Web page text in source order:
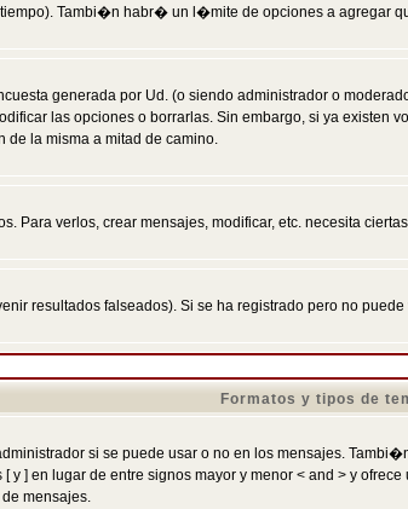
Tambi�n habr� un l�mite de opciones a agregar
generada por Ud. (o siendo administrador o
las opciones o borrarlas. Sin embargo, si ya
la misma a mitad de camino.
Para verlos, crear mensajes, modificar, etc. necesita
resultados falseados). Si se ha registrado pero no
Formatos y tipos de
si se puede usar o no en los mensajes.
y ] en lugar de entre signos mayor y menor < and > y
mensajes.